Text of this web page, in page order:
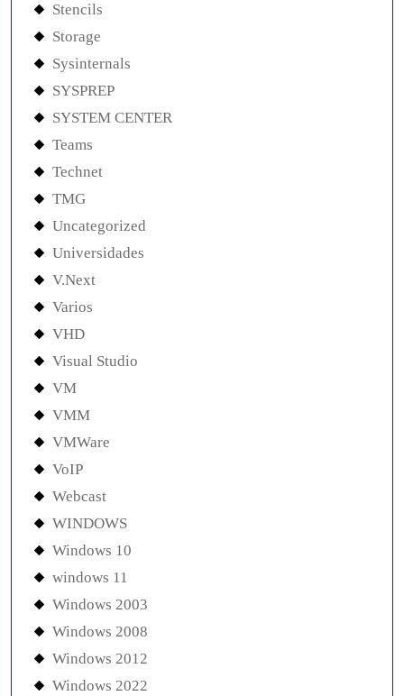
Stencils
Storage
Sysinternals
SYSPREP
SYSTEM CENTER
Teams
Technet
TMG
Uncategorized
Universidades
V.Next
Varios
VHD
Visual Studio
VM
VMM
VMWare
VoIP
Webcast
WINDOWS
Windows 10
windows 11
Windows 2003
Windows 2008
Windows 2012
Windows 2022